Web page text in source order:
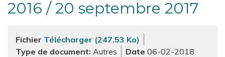
2016 / 20 septembre 2017
Fichier Télécharger (247.53 Ko)
Type de document Autres 06-02-2018